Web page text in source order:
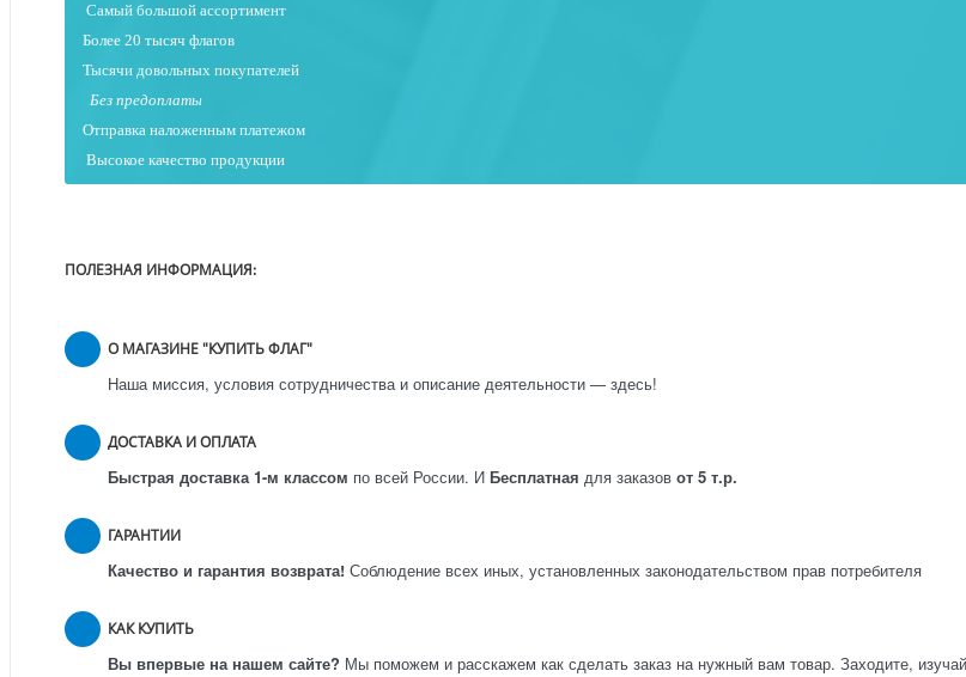
Самый большой ассортимент
Более 20 тысяч флагов
Тысячи довольных покупателей
Без предоплаты
Отправка наложенным платежом
Высокое качество продукции
ПОЛЕЗНАЯ ИНФОРМАЦИЯ:
О МАГАЗИНЕ "КУПИТЬ ФЛАГ"
Наша миссия, условия сотрудничества и описание деятельности — здесь!
ДОСТАВКА И ОПЛАТА
Быстрая доставка 1-м классом по всей России. И Бесплатная для заказов от 5 т.р.
ГАРАНТИИ
Качество и гарантия возврата! Соблюдение всех иных, установленных законодательством прав потребителя
КАК КУПИТЬ
Вы впервые на нашем сайте? Мы поможем и расскажем как сделать заказ на нужный вам товар. Заходите,